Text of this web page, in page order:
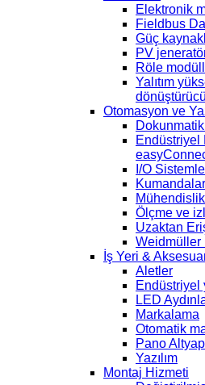
Elektronik
Fieldbus
Güç
PV
Röle
Yalıtım
Otomasyon ve
Endüstriyel
I/O
Kumandalar
Ölçme ve
Uzaktan
Weidmüller
İş Yeri &
Aletler
Endüstriyel
LED
Markalama
Otomatik
Pano
Yazılım
Montaj Hizmeti